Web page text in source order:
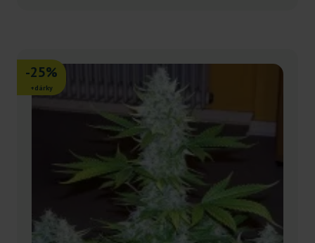
-25%
+dárky